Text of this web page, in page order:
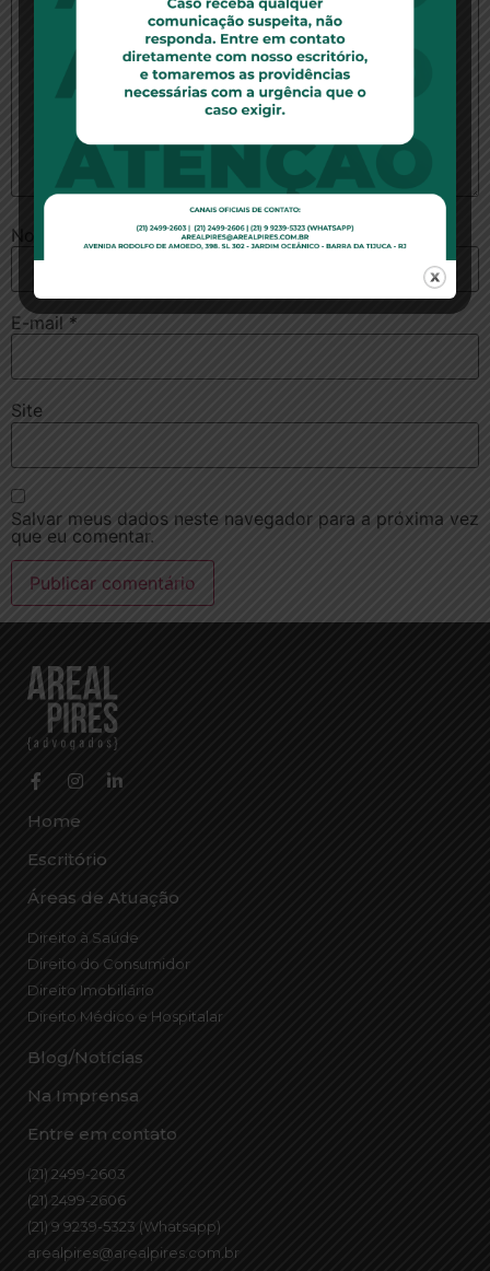
Nome
E-mail *
Site
Salvar meus dados neste navegador para a próxima vez
que eu comentar.
Home
Escritório
Áreas de Atuação
Direito à Saúde
Direito do Consumidor
Direito Imobiliário
Direito Médico e Hospitalar
Blog/Notícias
Na Imprensa
Entre em contato
(21) 2499-2603
(21) 2499-2606
(21) 9 9239-5323 (Whatsapp)
arealpires@arealpires.com.br